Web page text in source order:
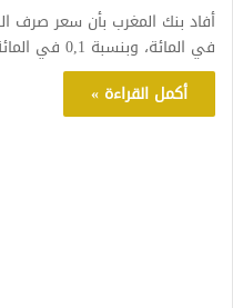
في المائة، وبنسبة 0,1 في المائة مقابل الدولار…
أكمل القراءة »